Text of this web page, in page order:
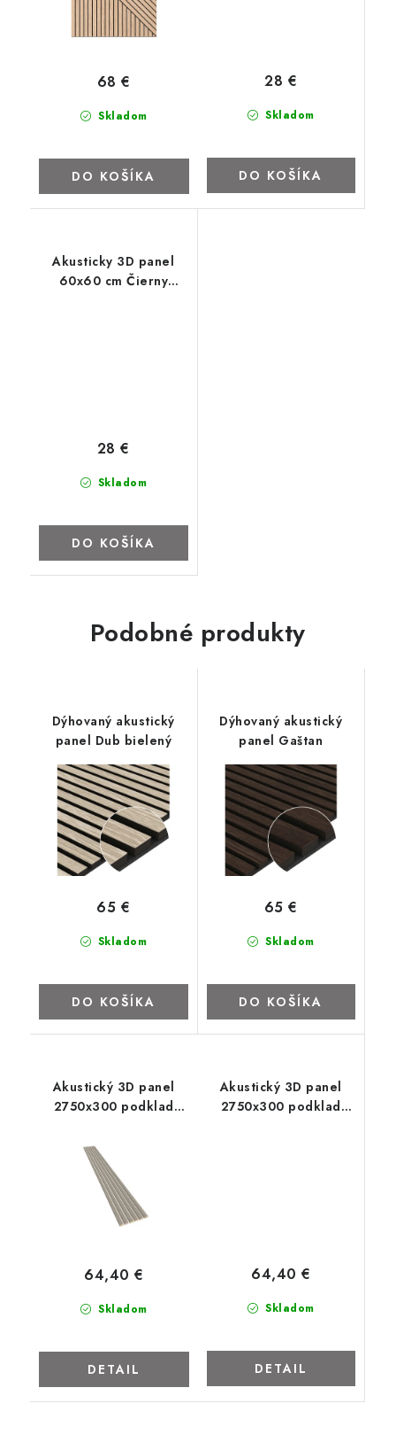
Skladom
68 €
DO KOŠÍKA
Skladom
28 €
DO KOŠÍKA
Akusticky 3D panel
60x60 cm Čierny
Skladom
28 €
DO KOŠÍKA
Podobné produkty
Dýhovaný akustický
panel Dub bielený
Skladom
65 €
DO KOŠÍKA
Dýhovaný akustický
panel Gaštan
Skladom
65 €
DO KOŠÍKA
Akustický 3D panel
2750x300 podklad
Skladom
64,40 €
DETAIL
Akustický 3D panel
2750x300 podklad
Skladom
64,40 €
DETAIL